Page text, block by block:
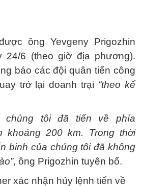
ông Yevgeny Prigozhin
24/6 (theo giờ địa phương).
báo các đội quân tiến công
trở lại doanh trại “theo kế
chúng tôi đã tiến về phía
khoảng 200 km. Trong thời
binh của chúng tôi đã không
, ông Prigozhin tuyên bố.